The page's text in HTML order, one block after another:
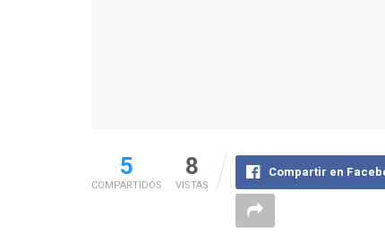
5
COMPARTIDOS
8
VISTAS
Compartir en